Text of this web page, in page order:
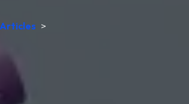
Articles >